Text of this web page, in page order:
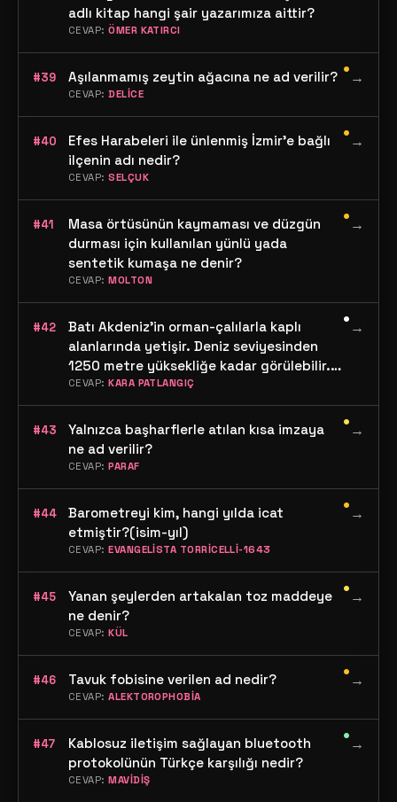
adlı kitap hangi şair yazarımıza aittir?
CEVAP:ÖMER KATIRCI
#39 Aşılanmamış zeytin ağacına ne ad verilir?
CEVAP:DELİCE
•→
#40
Efes Harabeleri ile ünlenmiş İzmir'e bağlı
ilçenin adı nedir?
CEVAP:SELÇUK
•→
#41
Masa örtüsünün kaymaması ve düzgün
durması için kullanılan yünlü yada
sentetik kumaşa ne denir?
CEVAP:MOLTON
•→
#42
Batı Akdeniz'in orman-çalılarla kaplı
alanlarında yetişir. Deniz seviyesinden
1250 metre yüksekliğe kadar görülebilir.
Sarı çiçekleri görünüm itibariyle orkide
türlerine benzer. Bahar aylarında
çiçeklenen çok yıllık otsu bitkinin adı
nedir?
CEVAP:KARA PATLANGIÇ
•→
#43
Yalnızca başharflerle atılan kısa imzaya
ne ad verilir?
CEVAP:PARAF
•→
#44
Barometreyi kim, hangi yılda icat
etmiştir?(isim-yıl)
CEVAP:EVANGELİSTA TORRİCELLİ-1643
•→
#45
Yanan şeylerden artakalan toz maddeye
ne denir?
CEVAP:KÜL
•→
#46 Tavuk fobisine verilen ad nedir?
CEVAP:ALEKTOROPHOBİA
•→
#47
Kablosuz iletişim sağlayan bluetooth
protokolünün Türkçe karşılığı nedir?
CEVAP:MAVİDİŞ
•→